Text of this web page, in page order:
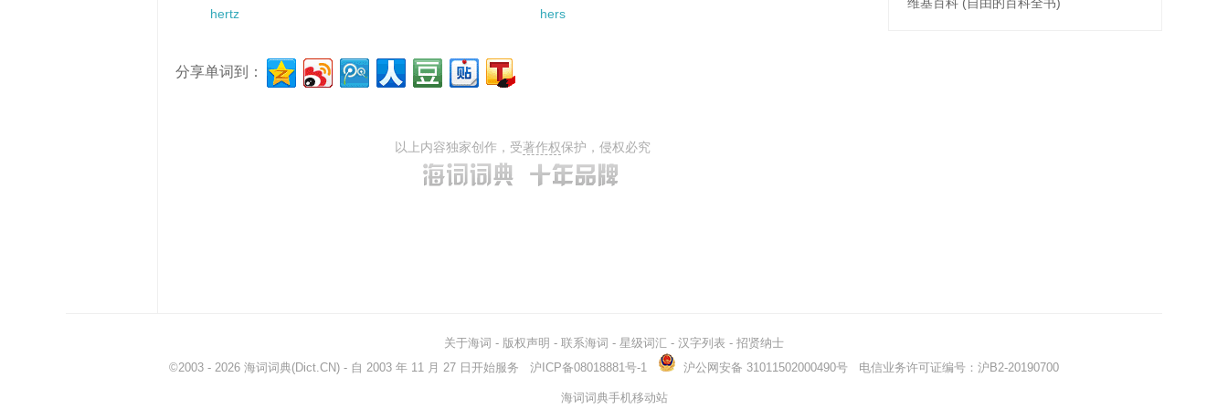
hertz hers
分享单词到：
以上内容独家创作，受著作权保护，侵权必究
关于海词 - 版权声明 - 联系海词 - 星级词汇 - 汉字列表 - 招贤纳士
©2003 - 2026 海词词典(Dict.CN) - 自 2003 年 11 月 27 日开始服务 沪ICP备08018881号-1 沪公网安备 31011502000490号 电信业务许可证编号：沪B2-20190700
海词词典手机移动站